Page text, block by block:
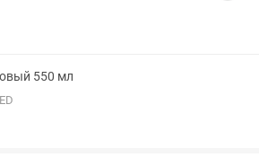
550 мл